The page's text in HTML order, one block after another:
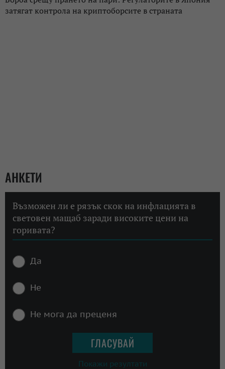
затягат контрола на криптоборсите в страната
АНКЕТИ
Възможен ли е рязък скок на инфлацията в
световен мащаб заради високите цени на
горивата?
Да
Не
Не мога да преценя
Покажи резултати